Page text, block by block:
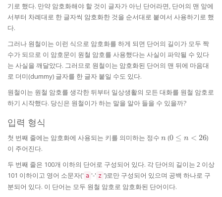
기로 했다. 만약 암호화해야 할 것이 글자가 아닌 단어라면, 단어의 맨 앞에
서부터 차례대로 한 글자씩 암호화한 것을 순서대로 붙여서 사용하기로 했
다.
그러나 원철이는 이런 식으로 암호화를 하게 되면 단어의 길이가 모두 짝
수가 되므로 이 암호문이 원철 암호를 사용했다는 사실이 파악될 수 있다
는 사실을 깨달았다. 그러므로 원철이는 암호화된 단어의 맨 뒤에 마음대
로 더미(dummy) 글자를 한 글자 붙일 수도 있다.
원철이는 원철 암호를 생각한 뒤부터 일상생활의 모든 대화를 원철 암호로
하기 시작했다. 당신은 원철이가 하는 말을 알아 들을 수 있을까?
입력 형식
첫 번째 줄에는 암호화에 사용되는 키를 의미하는 정수 n
n (0
<
26
0 ≤ n < 26)
이 주어진다.
두 번째 줄은 100개 이하의 단어로 구성되어 있다. 각 단어의 길이는 2 이상
101 이하이고 영어 소문자(' a '-' z ')로만 구성되어 있으며 공백 하나로 구
분되어 있다. 이 단어는 모두 원철 암호로 암호화된 단어이다.